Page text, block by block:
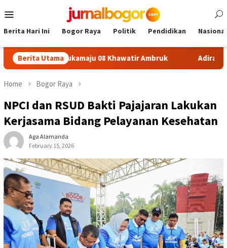
to
Menu
Berita Hari Ini Bogor Raya Politik Pendidikan Nasional
Berita Utama
SDN Sukamaju 08 Khawatir Ambruk Adira Expo
Home Bogor Raya
NPCI dan RSUD Bakti Pajajaran Lakukan
Kerjasama Bidang Pelayanan Kesehatan
Aga Alamanda
February 15, 2026